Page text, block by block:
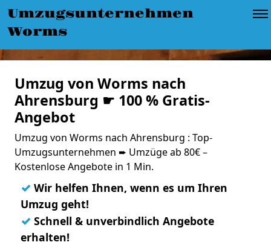
Umzugsunternehmen
Worms
Umzug von Worms nach
Ahrensburg ☛ 100 % Gratis-
Angebot
Umzug von Worms nach Ahrensburg : Top-
Umzugsunternehmen ➨ Umzüge ab 80€ –
Kostenlose Angebote in 1 Min.
✓ Wir helfen Ihnen, wenn es um Ihren
Umzug geht!
✓ Schnell & unverbindlich Angebote
erhalten!